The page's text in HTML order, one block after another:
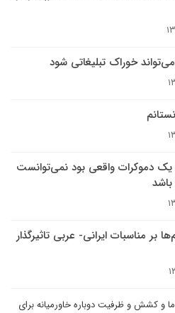
خوراک تبلیغاتی شود
دموکرات واقعی بود نمی‌توانست
بر مناسبات ایرانی- عربی تاثیرگذار
و کشش و ظرفيت دوباره خاورميانه براى